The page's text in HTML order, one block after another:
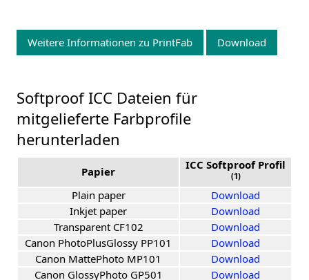
Weitere Informationen zu PrintFab Download
Softproof ICC Dateien für
mitgelieferte Farbprofile
herunterladen
Papier ICC Softproof Profil
(1)
Plain paper
Download
Inkjet paper
Download
Transparent CF102
Download
Canon PhotoPlusGlossy PP101
Download
Canon MattePhoto MP101
Download
Canon GlossyPhoto GP501
Download